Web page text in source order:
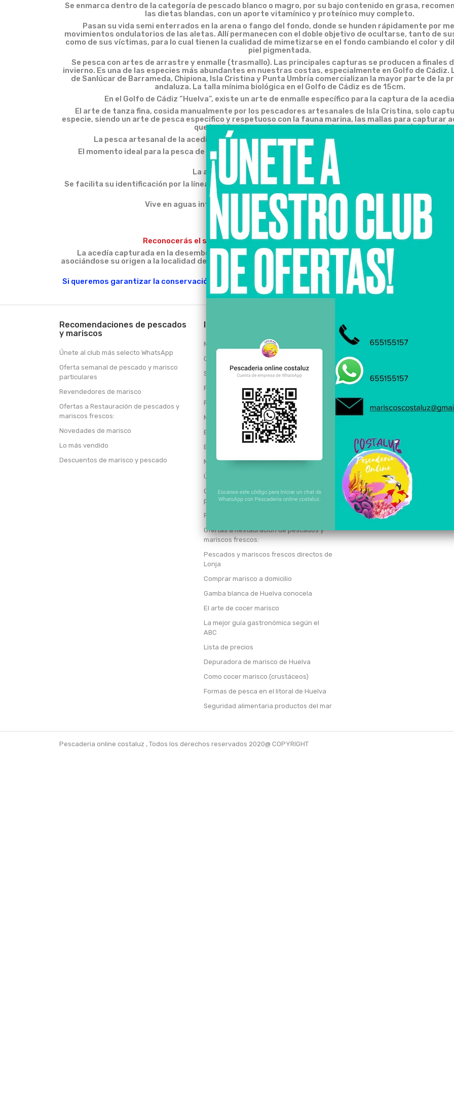
Se enmarca dentro de la categoría de pescado blanco o magro, por su bajo contenido en grasa,
las dietas blandas, con un aporte vitamínico y proteínico muy completo.
Pasan su vida semi enterrados en la arena o fango del fondo, donde se hunden rápidamente por
movimientos ondulatorios de las aletas. Allí permanecen con el doble objetivo de ocultarse, tanto de
como de sus víctimas, para lo cual tienen la cualidad de mimetizarse en el fondo cambiando el color y
piel pigmentada.
Se pesca con artes de arrastre y enmalle (trasmallo). Las principales capturas se producen a finales
invierno. Es una de las especies más abundantes en nuestras costas, especialmente en Golfo de Cádiz.
de Sanlúcar de Barrameda, Chipiona, Isla Cristina y Punta Umbría comercializan la mayor parte de la
andaluza. La talla mínima biológica en el Golfo de Cádiz es de 15cm.
En el Golfo de Cádiz “Huelva”, existe un arte de enmalle específico para la captura de la
El arte de tanza fina, cosida manualmente por los pescadores artesanales de Isla Cristina, solo
especie, siendo un arte de pesca especifico y respetuoso con la fauna marina, las mallas para capturar
que impiden las capturas por descarte, y capturan solo y
La pesca artesanal de la acedia podemos catalogarla en dos tipos: la pesca de prima o de alba,
El momento ideal para la pesca de la acedia es cuando la mar esta revuelta, o con olas, al moverse
capturadas con el movimiento de las olas.
La acedía capturada con este arte es más valorada, ya que no
daña
Se facilita su identificación por la línea que recorre todo el cuerpo y forma una S en la zona próxima a
cm de longitud.
Vive en aguas interiores de temperaturas cálidas, pudiendo llegar hasta los 115
Prefiere las aguas cercanas a las desembocaduras de los ríos.
No confundir la acedia con el “Alpistero o soldado”
Reconocerás el soldado por sus bordes de color negro, esto indica que nos
La acedía capturada en la desembocadura del Guadalquivir es muy reconocida, posee un color más
asociándose su origen a la localidad de Sanlúcar de Barrameda, a sí misma la costa Isleña de Isla
pesca y cría aunque esta acedia presenta un color más oscuro.
Si queremos garantizar la conservación de la especie, el tamaño sí importa. Como consumidores
Recomendaciones de pescados
y mariscos
Únete al club más selecto WhatsApp
Oferta semanal de pescado y marisco
particulares
Revendedores de marisco
Ofertas a Restauración de pescados y
mariscos frescos:
Novedades de marisco
Lo más vendido
Descuentos de marisco y pescado
Información de la empresa
Métodos de envio y preparación
Condiciones legales
Sobre nosotros
Formas de pagos
Preparación de productos
Mayoristas de pescados y mariscos
Entrevista "ENRED" canal sur TV
Entrevista Cometelo , Canal sur TV
Mercado gastronómico transfronterizo
Únete al club más selecto WhatsApp
Oferta semanal de pescado y marisco
particulares
Revendedores de marisco
Ofertas a Restauración de pescados y
mariscos frescos:
Pescados y mariscos frescos directos de
Lonja
Comprar marisco a domicilio
Gamba blanca de Huelva conocela
El arte de cocer marisco
La mejor guía gastronómica según el
ABC
Lista de precios
Depuradora de marisco de Huelva
Como cocer marisco (crustáceos)
Formas de pesca en el litoral de Huelva
Seguridad alimentaria productos del mar
C/Carreras 7 Isla Cristina (Huelva)
655155157 / 959044183
mariscoscostaluz@gmail.com
Pescaderia online costaluz , Todos los derechos reservados 2020@ COPYRIGHT